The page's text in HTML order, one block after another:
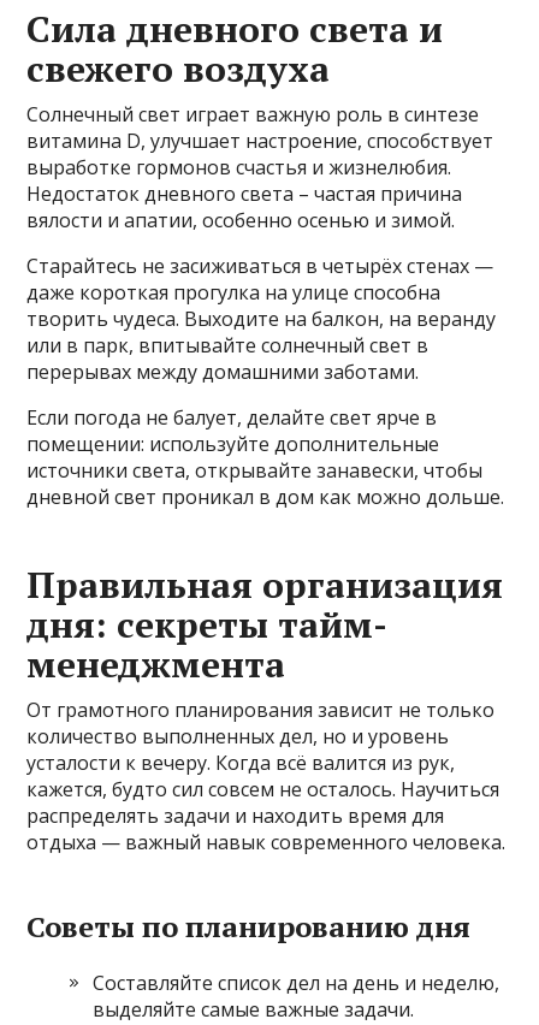
Сила дневного света и
свежего воздуха
Солнечный свет играет важную роль в синтезе
витамина D, улучшает настроение, способствует
выработке гормонов счастья и жизнелюбия.
Недостаток дневного света – частая причина
вялости и апатии, особенно осенью и зимой.
Старайтесь не засиживаться в четырёх стенах —
даже короткая прогулка на улице способна
творить чудеса. Выходите на балкон, на веранду
или в парк, впитывайте солнечный свет в
перерывах между домашними заботами.
Если погода не балует, делайте свет ярче в
помещении: используйте дополнительные
источники света, открывайте занавески, чтобы
дневной свет проникал в дом как можно дольше.
Правильная организация
дня: секреты тайм-
менеджмента
От грамотного планирования зависит не только
количество выполненных дел, но и уровень
усталости к вечеру. Когда всё валится из рук,
кажется, будто сил совсем не осталось. Научиться
распределять задачи и находить время для
отдыха — важный навык современного человека.
Советы по планированию дня
Составляйте список дел на день и неделю,
выделяйте самые важные задачи.